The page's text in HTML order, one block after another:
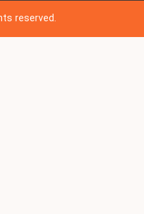
reserved.